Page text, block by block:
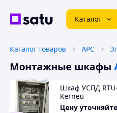
Каталог
Каталог товаров APC
Монтажные шкафы
Шкаф УСПД
Kerneu
Цену уточняйте